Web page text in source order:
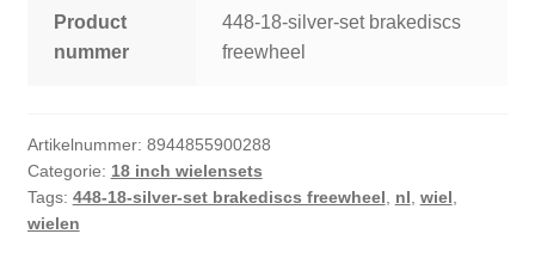
Product
nummer
448-18-silver-set brakediscs
freewheel
Artikelnummer: 8944855900288
Categorie: 18 inch wielensets
Tags: 448-18-silver-set brakediscs freewheel nl wiel
wielen